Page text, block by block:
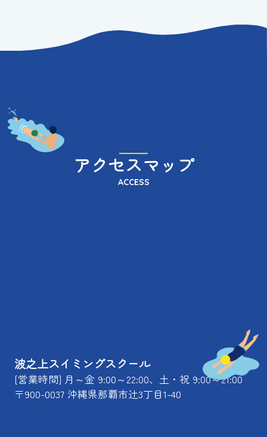
アクセスマップ
ACCESS
波之上スイミングスクール
[営業時間] 月～金 9:00～22:00、土・祝 9:00～21:00
〒900-0037 沖縄県那覇市辻3丁目1-40